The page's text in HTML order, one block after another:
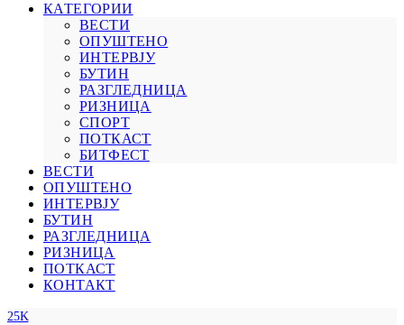
КАТЕГОРИИ
ВЕСТИ
ОПУШТЕНО
ИНТЕРВЈУ
БУТИН
РАЗГЛЕДНИЦА
РИЗНИЦА
СПОРТ
ПОТКАСТ
БИТФЕСТ
ВЕСТИ
ОПУШТЕНО
ИНТЕРВЈУ
БУТИН
РАЗГЛЕДНИЦА
РИЗНИЦА
ПОТКАСТ
КОНТАКТ
25K